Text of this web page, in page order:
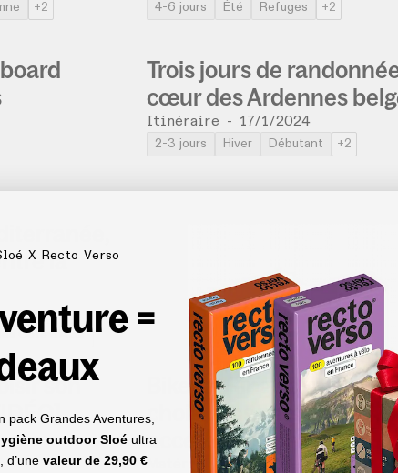
+2 4-6 jours Été Refuges +2
Trois jours de
cœur des Ardennes
Itinéraire - 17/1/2024
2-3 jours Hiver Débutant +2
la
Côte d’Azur
son
Bikepacking : comment
choisir ses vêtements et
accessoires de vélo ?
Matériel -5/5/2025
X Recto Verso
=
pack Grandes Aventures,
outdoor Sloé ultra
d’une valeur de 29,90 €